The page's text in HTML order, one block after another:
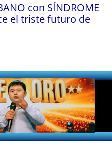
con SÍNDROME
el triste futuro de